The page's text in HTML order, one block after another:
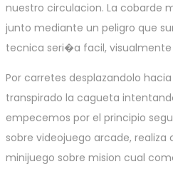
nuestro circulacion. La cobarde
junto mediante un peligro que
tecnica seri�a facil,
Por carretes desplazandolo
transpirado la cagueta
empecemos por el principio
sobre videojuego arcade,
minijuego sobre mision cual